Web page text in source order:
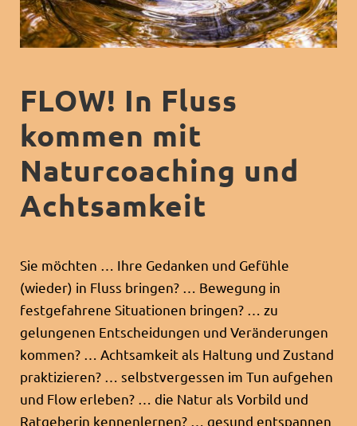
FLOW! In Fluss
kommen mit
Naturcoaching und
Achtsamkeit
Sie möchten … Ihre Gedanken und Gefühle
(wieder) in Fluss bringen? … Bewegung in
festgefahrene Situationen bringen? … zu
gelungenen Entscheidungen und Veränderungen
kommen? … Achtsamkeit als Haltung und Zustand
praktizieren? … selbstvergessen im Tun aufgehen
und Flow erleben? … die Natur als Vorbild und
Ratgeberin kennenlernen? … gesund entspannen